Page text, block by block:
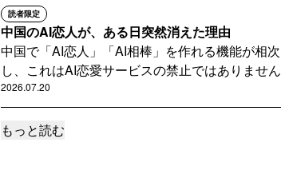
消費者に求められたからとて経営理念を
や「感情的なつながり」を無意味に説く
かない投機的消費行動と、目先利益を追
ことがより重要だと思います。
読者限定
中国のAI恋人が、ある日突然消えた理由
中国で「AI恋人」「AI相棒」を作れる機能が相
し、これはAI恋愛サービスの禁止ではありませ
2026.07.20
読者限定
もっと読む